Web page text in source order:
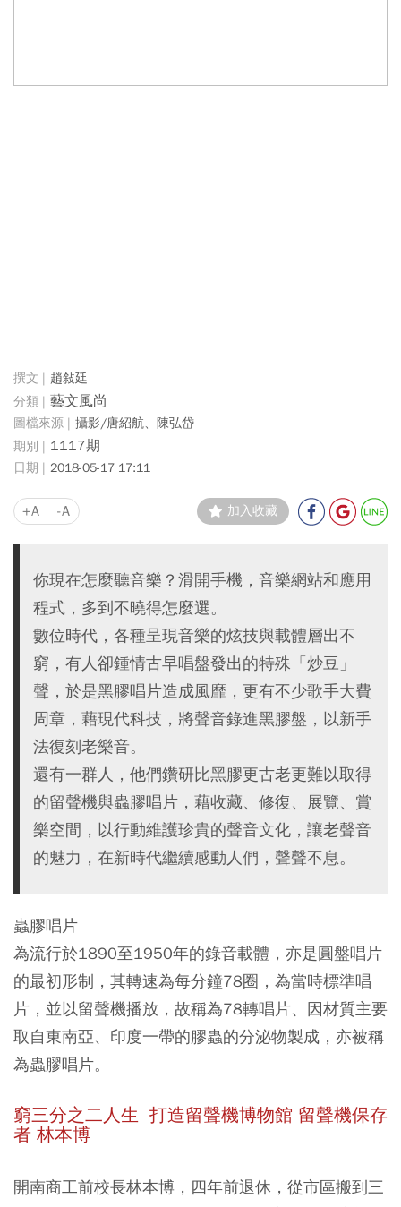
趙敍廷
藝文風尚
攝影/唐紹航、陳弘岱
1117期
2018-05-17 17:11
+A -A 加入收藏
你現在怎麼聽音樂？滑開手機，音樂網站和應用
程式，多到不曉得怎麼選。
數位時代，各種呈現音樂的炫技與載體層出不
窮，有人卻鍾情古早唱盤發出的特殊「炒豆」
聲，於是黑膠唱片造成風靡，更有不少歌手大費
周章，藉現代科技，將聲音錄進黑膠盤，以新手
法復刻老樂音。
還有一群人，他們鑽研比黑膠更古老更難以取得
的留聲機與蟲膠唱片，藉收藏、修復、展覽、賞
樂空間，以行動維護珍貴的聲音文化，讓老聲音
的魅力，在新時代繼續感動人們，聲聲不息。
蟲膠唱片
為流行於1890至1950年的錄音載體，亦是圓盤唱片
的最初形制，其轉速為每分鐘78圈，為當時標準唱
片，並以留聲機播放，故稱為78轉唱片、因材質主要
取自東南亞、印度一帶的膠蟲的分泌物製成，亦被稱
為蟲膠唱片。
窮三分之二人生 打造留聲機博物館 留聲機保存
者 林本博
開南商工前校長林本博，四年前退休，從市區搬到三